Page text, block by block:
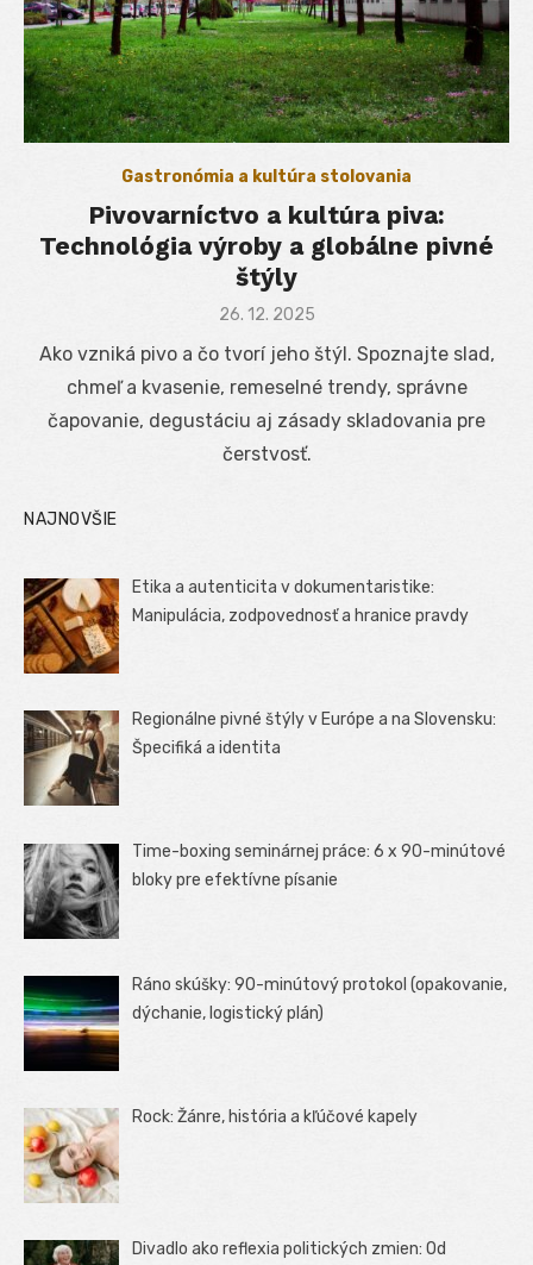
Gastronómia a kultúra stolovania
Pivovarníctvo a kultúra piva:
Technológia výroby a globálne pivné
štýly
Posted
26. 12. 2025
Ako vzniká pivo a čo tvorí jeho štýl. Spoznajte slad,
chmeľ a kvasenie, remeselné trendy, správne
čapovanie, degustáciu aj zásady skladovania pre
čerstvosť.
NAJNOVŠIE
Etika a autenticita v dokumentaristike:
Manipulácia, zodpovednosť a hranice pravdy
Regionálne pivné štýly v Európe a na Slovensku:
Špecifiká a identita
Time-boxing seminárnej práce: 6 x 90-minútové
bloky pre efektívne písanie
Ráno skúšky: 90-minútový protokol (opakovanie,
dýchanie, logistický plán)
Rock: Žánre, história a kľúčové kapely
Divadlo ako reflexia politických zmien: Od